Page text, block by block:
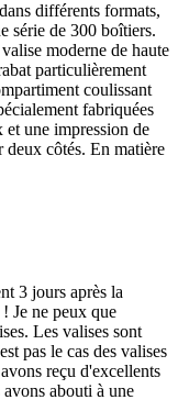
différents formats,
série de 300 boîtiers.
moderne de haute
particulièrement
coulissant
fabriquées
une impression de
deux côtés. En matière
3 jours après la
Je ne peux que
Les valises sont
pas le cas des valises
reçu d'excellents
abouti à une